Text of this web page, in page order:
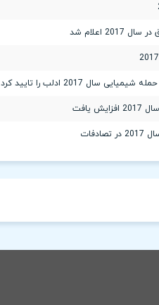
2017 ادلب را تایید کرد
یافت